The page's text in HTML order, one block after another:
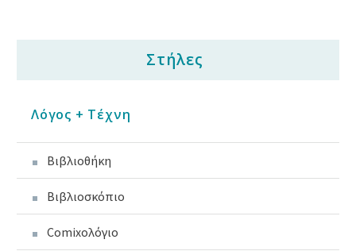
Στήλες
Λόγος + Τέχνη
Βιβλιοθήκη
Βιβλιοσκόπιο
Comixoλόγιο